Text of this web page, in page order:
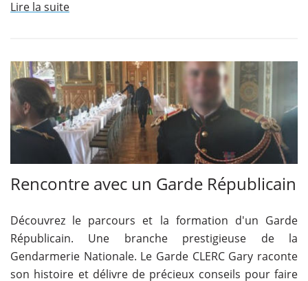
Lire la suite
Rencontre avec un Garde Républicain
Découvrez le parcours et la formation d'un Garde
Républicain. Une branche prestigieuse de la
Gendarmerie Nationale. Le Garde CLERC Gary raconte
son histoire et délivre de précieux conseils pour faire